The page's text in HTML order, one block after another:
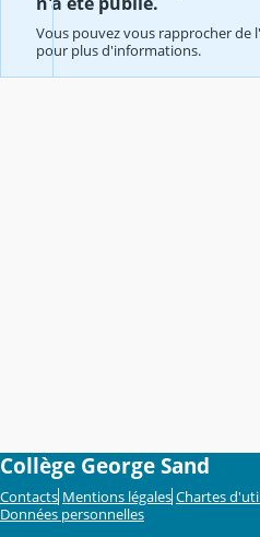
Vous pouvez vous rapprocher de
pour plus d'informations.
Collège George Sand
Contacts Mentions légales Chartes
Données personnelles